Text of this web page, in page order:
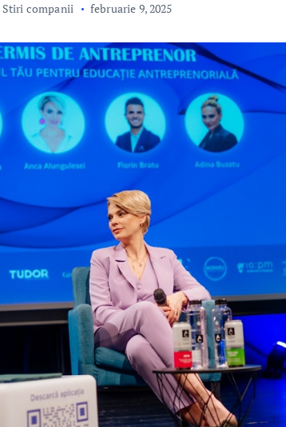
Stiri companii februarie 9, 2025